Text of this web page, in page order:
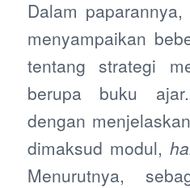
Dalam
menyampaikan
tentang strategi
berupa buku
dengan
dimaksud modul,
Menurutnya,